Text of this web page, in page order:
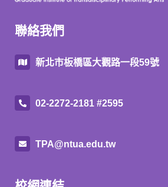
聯絡我們
新北市板橋區大觀路一段59號
02-2272-2181 #2595
TPA@ntua.edu.tw